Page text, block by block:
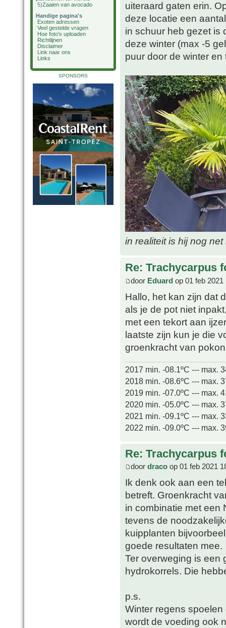
5)Zaaien van avocado
Handige pagina's
Exoten adressen
Veel gestelde vragen
Hoe foto's uploaden
Richtlijnen
Disclaimer
Link naar ons
Links
SPONSORS
uiteraard gaten erin.
deze locatie een
in schuur heb gezet is
deze winter (max -5
puur door de winter
in realiteit is hij nog
Re: Trachycarpus
door Eduard op 01 feb 2021
Hallo, het kan zijn dat
als je de pot niet
met een tekort aan
laatste zijn kun je die
groenkracht van
2017 min. -08.1ºC --- max.
2018 min. -08.6ºC --- max.
2019 min. -07.0ºC --- max.
2020 min. -05.0ºC --- max.
2021 min. -09.1ºC --- max.
2022 min. -09.0ºC --- max.
Re: Trachycarpus
door draco op 01 feb 2021
Ik denk ook aan een
betreft. Groenkracht
in combinatie met een
tevens de
kuipplanten
goede resultaten mee.
Ter overweging is een
hydrokorrels. Die
p.s.
Winter regens
wordt de voeding ook